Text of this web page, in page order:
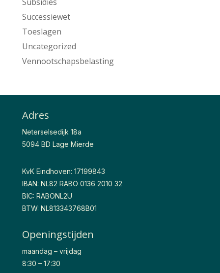
Successiewet
Toeslagen
Uncategorized
Vennootschapsbelasting
Adres
Neterselsedijk 18a
5094 BD Lage Mierde
KvK Eindhoven: 17199843
IBAN: NL82 RABO 0136 2010 32
BIC: RABONL2U
BTW: NL813343768B01
Openingstijden
maandag – vrijdag
8:30 – 17:30